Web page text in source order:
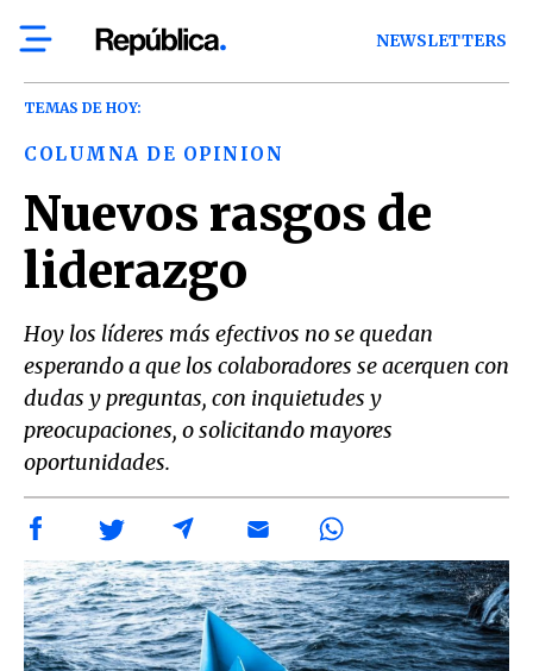
NEWSLETTERS
TEMAS DE HOY:
COLUMNA DE OPINION
Nuevos rasgos de
liderazgo
Hoy los líderes más efectivos no se quedan
esperando a que los colaboradores se acerquen con
dudas y preguntas, con inquietudes y
preocupaciones, o solicitando mayores
oportunidades.